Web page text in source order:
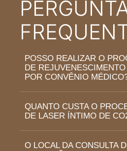
POSSO REALIZAR O
DE
POR CONVÊNIO
QUANTO CUSTA O
DE LASER ÍNTIMO DE
O LOCAL DA CONSULTA